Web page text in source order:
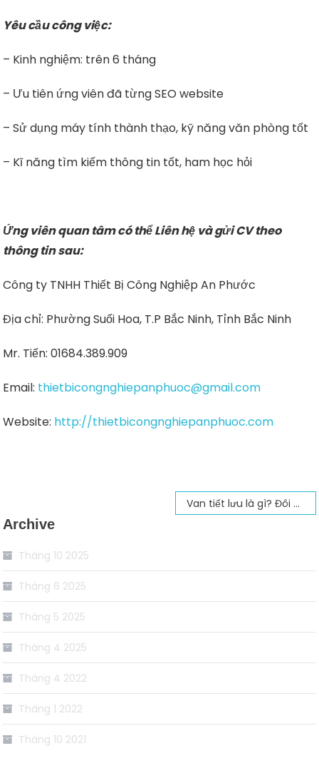
Yêu cầu công việc:
– Kinh nghiệm: trên 6 tháng
– Ưu tiên ứng viên đã từng SEO website
– Sử dụng máy tính thành thạo, kỹ năng văn phòng tốt
– Kĩ năng tìm kiếm thông tin tốt, ham học hỏi
Ứng viên quan tâm có thể Liên hệ và gửi CV theo
thông tin sau:
Công ty TNHH Thiết Bị Công Nghiệp An Phước
Địa chỉ: Phường Suối Hoa, T.P Bắc Ninh, Tỉnh Bắc Ninh
Mr. Tiến: 01684.389.909
Email: thietbicongnghiepanphuoc@gmail.com
Website: http://thietbicongnghiepanphuoc.com
hướng
bài
viết
Van tiết lưu là gì? Đôi nét về van tiết lưu sang A
Archive
Tháng 10 2025
Tháng 6 2025
Tháng 5 2025
Tháng 4 2025
Tháng 4 2022
Tháng 1 2022
Tháng 10 2021